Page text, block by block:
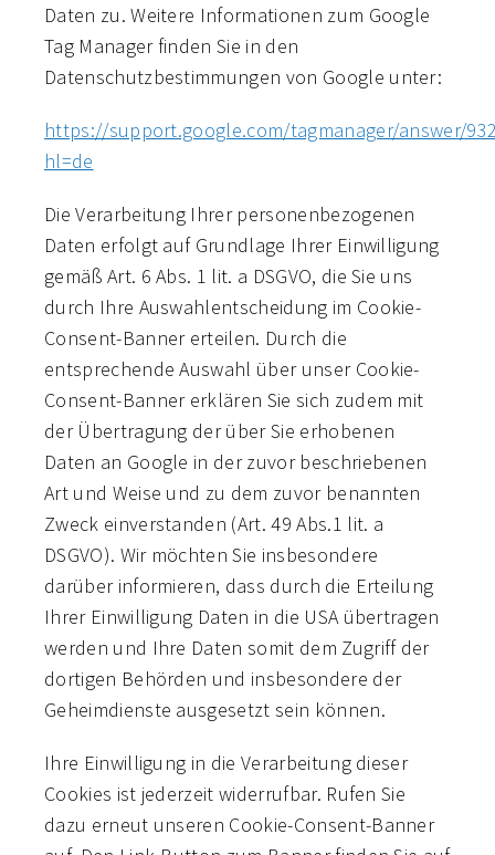
Daten zu. Weitere Informationen zum Google
Tag Manager finden Sie in den
Datenschutzbestimmungen von Google unter:
https://support.google.com/tagmanager/answer/
hl=de
Die Verarbeitung Ihrer personenbezogenen
Daten erfolgt auf Grundlage Ihrer Einwilligung
gemäß Art. 6 Abs. 1 lit. a DSGVO, die Sie uns
durch Ihre Auswahlentscheidung im Cookie-
Consent-Banner erteilen. Durch die
entsprechende Auswahl über unser Cookie-
Consent-Banner erklären Sie sich zudem mit
der Übertragung der über Sie erhobenen
Daten an Google in der zuvor beschriebenen
Art und Weise und zu dem zuvor benannten
Zweck einverstanden (Art. 49 Abs.1 lit. a
DSGVO). Wir möchten Sie insbesondere
darüber informieren, dass durch die Erteilung
Ihrer Einwilligung Daten in die USA übertragen
werden und Ihre Daten somit dem Zugriff der
dortigen Behörden und insbesondere der
Geheimdienste ausgesetzt sein können.
Ihre Einwilligung in die Verarbeitung dieser
Cookies ist jederzeit widerrufbar. Rufen Sie
dazu erneut unseren Cookie-Consent-Banner